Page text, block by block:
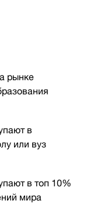
рынке
в
или вуз
в топ 10%
мира